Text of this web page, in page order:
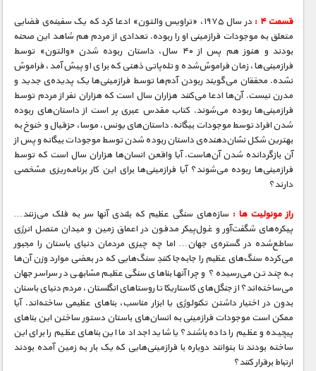
قسمت ۴ :
در سال ۱۹۷۵، «تراویس والتون» ادعا کرد که یک سفینه‌ی فضایی
متعلق به موجودات فرازمینی او را ربوده. تعدادی از مردم هم شاهد این صحنه
بودند و هنوز هم پس از ۴۰ سال، داستان ربوده شدن «والتون» توسط
فرازمینی‌ها، زمان فراموش‌شده و تله‌پاتی ذهنی که برای او پیش آمد، فراموش
نشده. محققان می‌گویند ربودن آدم‌ها توسط فرازمینی‌ها یک پدیده‌ی جدید و
مدرن نیست. آن‌ها ادعا می‌کنند هزاران سال است که هزاران نفر از مردم توسط
فرازمینی‌ها ربوده می‌شوند. کتاب مقدس عبری پر است از داستان‌های ربوده
شدن افراد توسط موجودات بیگانه. داستان‌های یونس، موسا، حزقیال و خنوخ به
بهترین شکل نشان‌دهنده‌ی داستان ربوده شدن توسط موجودات بیگانه و پس از
آن بازگردانده شدن آن‌هاست. آیا واقعن انسان‌ها هزاران سال است که توسط
فرازمینی‌ها ربوده می‌شوند؟ آیا فرازمینی‌ها برای این کار برنامه‌ریزی مشخصی
دارند؟
راز مونولیت‌ ها : سازه‌های سنگی عظیم که بلندی آنها سر به فلک می‌زنند…
پیکره‌های شگفت‌آور و غول‌پیکر مدفون در اعماق زمین و میدان متصل انرژی
ساطع‌شده در گستره‌ی جهان… اما چه چیزی مردمان دنیای باستان را مجبور
می‌کرده سنگ‌های عظیم را جا‌به‌جا کنندِ سنگ‌هایی که در بعضی موارد وزن آن‌ها
به چند تن می‌رسیده؟ و چرا آنها بناهای سنگی عظیم مشابهی در سراسر جهان
می‌ساخته‌اند؟ از جنگل‌های کاستاریکا تا روستاهای انگلستان، مردم دنیای باستان
بدون در اختیار داشتن تکنولوژی یا ابزار مناسب، بناهای عظیمی ساخته‌اند. آیا
ممکن است موجودات فرازمینی به انسان‌های باستان دستور ساختن این بناهای
پیچیده و عظیم را داده باشند؟ یا شاید اجداد ما این بناهای عظیم را برای این
ساخته بودند تا بتوانند دوباره با فرازمینی‌هایی که یک بار به زمین آمده بودند
ارتباط برقرار کنند؟